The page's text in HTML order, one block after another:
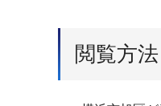
閲覧方法